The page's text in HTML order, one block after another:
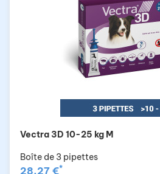
Vectra 3D 10-25 kg M
Boîte de 3 pipettes
28,27 €*